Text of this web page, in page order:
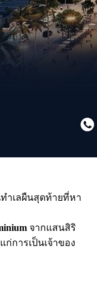
ทำเลผืนสุดท้ายที่หา
จากแสนสิริ
ก่การเป็นเจ้าของ